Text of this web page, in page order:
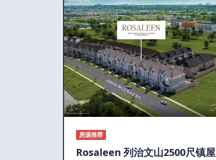
房源推荐
Rosaleen 列治文山2500尺镇屋